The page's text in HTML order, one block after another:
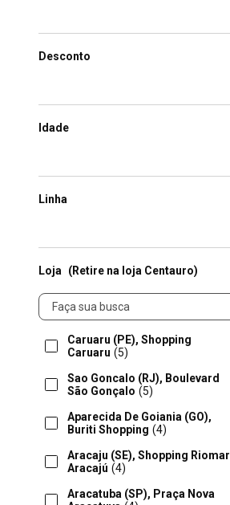
Desconto
Idade
Linha
Loja (Retire na loja Centauro)
Loja
Caruaru (PE), Shopping
Caruaru (5)
Sao Goncalo (RJ), Boulevard
São Gonçalo (5)
Aparecida De Goiania (GO),
Buriti Shopping (4)
Aracaju (SE), Shopping Riomar
Aracajú (4)
Aracatuba (SP), Praça Nova